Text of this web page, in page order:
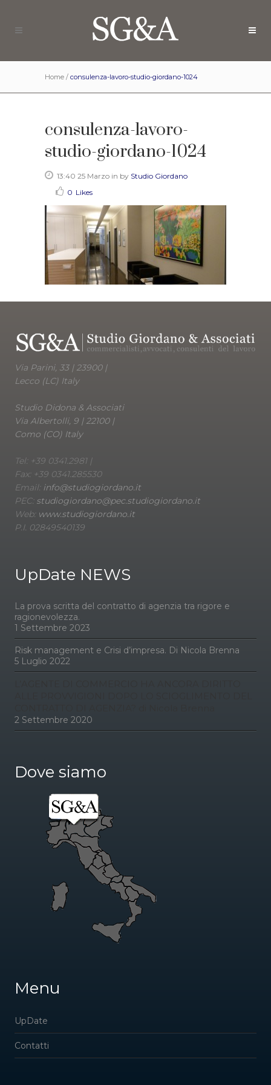
Home / consulenza-lavoro-studio-giordano-1024
consulenza-lavoro-
studio-giordano-1024
13:40 25 Marzo in by Studio Giordano
0 Likes
Via Parini, 33 | 23900 |
Lecco (LC) Italy
Studio Didona & Associati
Via Albertolli, 9 | 22100 |
Como (CO) Italy
Tel: +39 0341.2981 |
Fax: +39 0341.285530
Email: info@studiogiordano.it
PEC: studiogiordano@pec.studiogiordano.it
Web: www.studiogiordano.it
P.I. 02849540139
UpDate NEWS
La prova scritta del contratto di agenzia tra rigore e
ragionevolezza.
1 Settembre 2023
Risk management e Crisi d’impresa. Di Nicola Brenna
5 Luglio 2022
2 Settembre 2020
Dove siamo
Menu
UpDate
Contatti